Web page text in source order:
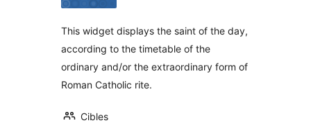
This widget displays the saint of the day,
according to the timetable of the
ordinary and/or the extraordinary form of
Roman Catholic rite.
Cibles